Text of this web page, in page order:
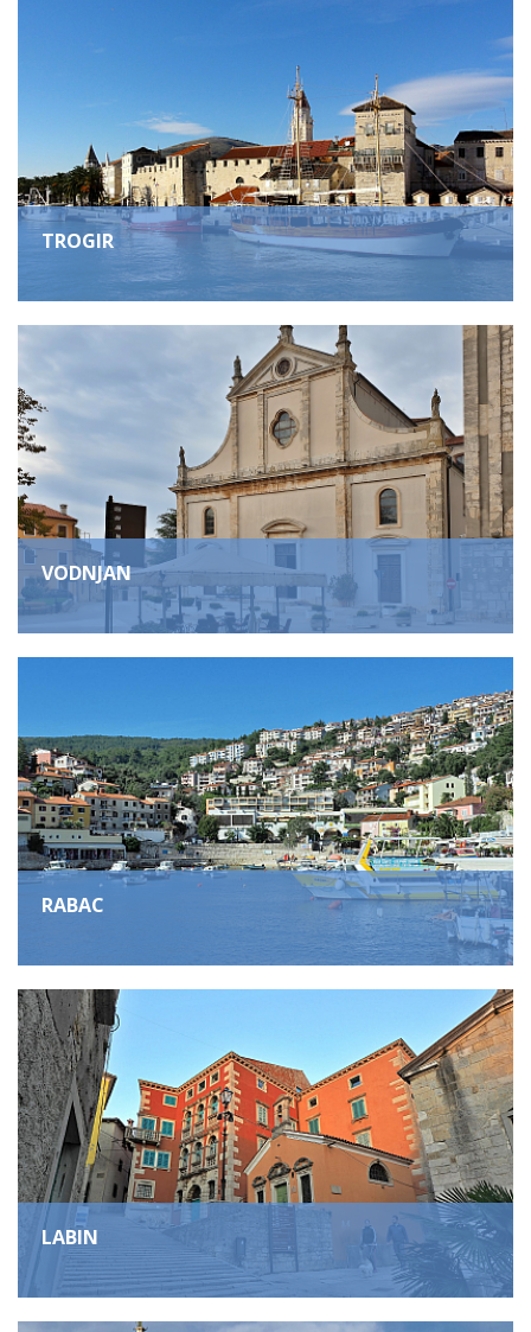
TROGIR
VODNJAN
RABAC
LABIN